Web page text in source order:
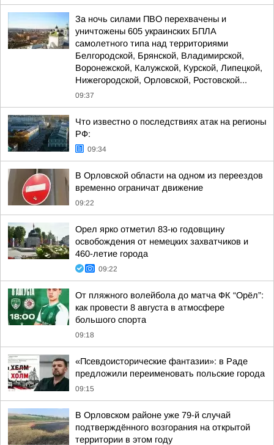
За ночь силами ПВО перехвачены и
уничтожены 605 украинских БПЛА
самолетного типа над территориями
Белгородской, Брянской, Владимирской,
Воронежской, Калужской, Курской, Липецкой,
Нижегородской, Орловской, Ростовской...
09:37
Что известно о последствиях атак на регионы
РФ:
09:34
В Орловской области на одном из переездов
временно ограничат движение
09:22
Орел ярко отметил 83-ю годовщину
освобождения от немецких захватчиков и
460-летие города
09:22
От пляжного волейбола до матча ФК “Орёл”:
как провести 8 августа в атмосфере
большого спорта
09:18
«Псевдоисторические фантазии»: в Раде
предложили переименовать польские города
09:15
В Орловском районе уже 79-й случай
подтверждённого возгорания на открытой
территории в этом году